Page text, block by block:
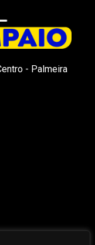
- Palmeira